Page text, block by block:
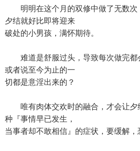
明明在这个月的双修中做了无数次
夕结就好比即将迎来
破处的小男孩，满怀期待。
难道是舒服过头，导致每次做完都
或者说至今为止的一
切都是意淫出来的？
唯有肉体交欢时的融合，才会让夕
种『事情早已发生，
当事者却不敢相信』的症状，要缓解，